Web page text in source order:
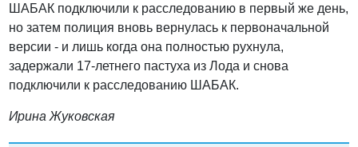
ШАБАК подключили к расследованию в первый же день,
но затем полиция вновь вернулась к первоначальной
версии - и лишь когда она полностью рухнула,
задержали 17-летнего пастуха из Лода и снова
подключили к расследованию ШАБАК.
Ирина Жуковская